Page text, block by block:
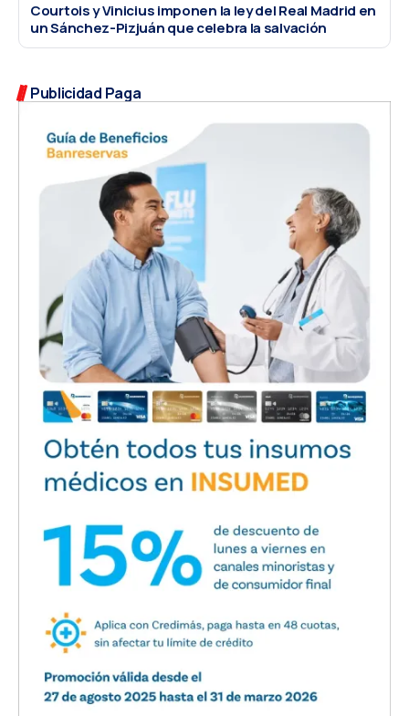
Courtois y Vinicius imponen la ley del Real Madrid en
un Sánchez-Pizjuán que celebra la salvación
Publicidad Paga